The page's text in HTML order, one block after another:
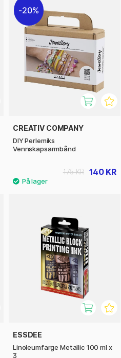
20%
CREATIV COMPANY
DIY Perlemiks
Vennskapsarmbånd
140 KR
175 KR
ESSDEE
Linoleumfarge Metallic 100 ml x
3